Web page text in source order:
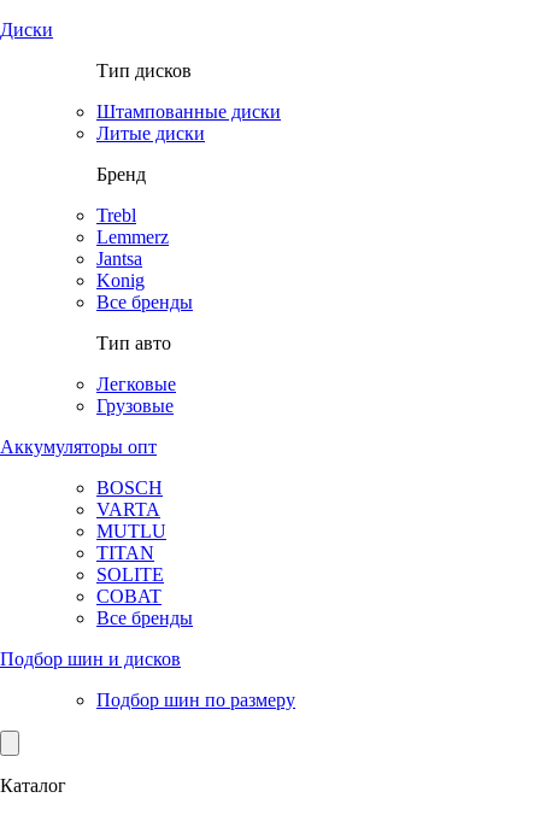
Диски
Тип дисков
Штампованные диски
Литые диски
Бренд
Trebl
Lemmerz
Jantsa
Konig
Все бренды
Тип авто
Легковые
Грузовые
Аккумуляторы опт
BOSCH
VARTA
MUTLU
TITAN
SOLITE
COBAT
Все бренды
Подбор шин и дисков
Подбор шин по размеру
Каталог